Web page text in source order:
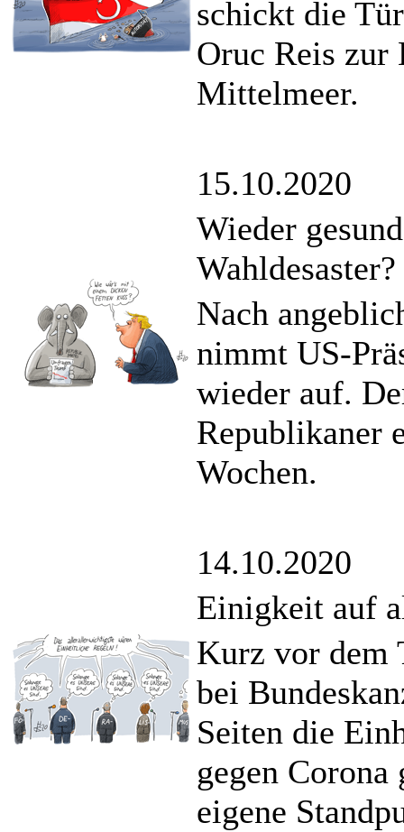
schickt die
Oruc Reis zur
Mittelmeer.
15.10.2020
Wieder
Wahldesaster?
Nach
nimmt US-
wieder auf.
Republikaner
Wochen.
14.10.2020
Einigkeit auf
Kurz vor dem
bei
Seiten die
gegen
eigene